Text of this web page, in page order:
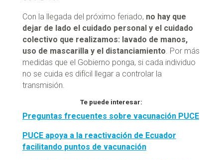
Con la llegada del próximo feriado, no hay que
dejar de lado el cuidado personal y el cuidado
colectivo que realizamos: lavado de manos,
uso de mascarilla y el distanciamiento . Por más
medidas que el Gobierno ponga, si cada individuo
no se cuida es difícil llegar a controlar la
transmisión.
Te puede interesar:
Preguntas frecuentes sobre vacunación PUCE
PUCE apoya a la reactivación de Ecuador
facilitando puntos de vacunación